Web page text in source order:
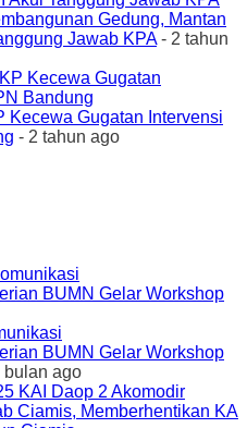
Gedung, Mantan
Jawab KPA- 2 tahun
Kecewa Gugatan Intervensi
- 2 tahun ago
BUMN Gelar Workshop
bulan ago